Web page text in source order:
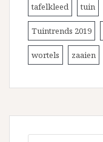
tafelkleed tuin
Tuintrends 2019
wortels zaaien